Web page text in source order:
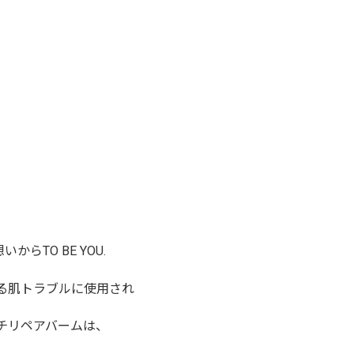
からTO BE YOU.
肌トラブルに使用され
ペアバームは、